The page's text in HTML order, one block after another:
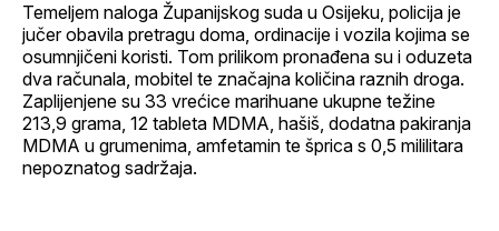
Temeljem naloga Županijskog suda u Osijeku, policija je
jučer obavila pretragu doma, ordinacije i vozila kojima se
osumnjičeni koristi. Tom prilikom pronađena su i oduzeta
dva računala, mobitel te značajna količina raznih droga.
Zaplijenjene su 33 vrećice marihuane ukupne težine
213,9 grama, 12 tableta MDMA, hašiš, dodatna pakiranja
MDMA u grumenima, amfetamin te šprica s 0,5 mililitara
nepoznatog sadržaja.